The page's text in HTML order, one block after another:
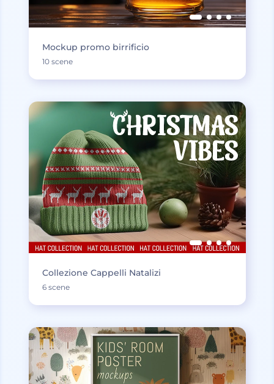
Mockup promo birrificio
10 scene
Collezione Cappelli Natalizi
6 scene